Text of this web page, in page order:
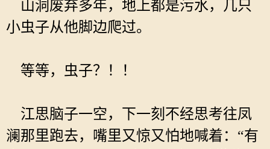
山洞废弃多年，地上都是污水，几只
小虫子从他脚边爬过。
等等，虫子？！！
江思脑子一空，下一刻不经思考往凤
澜那里跑去，嘴里又惊又怕地喊着：“有